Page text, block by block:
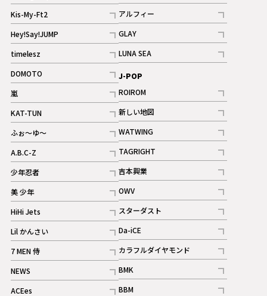
記事
Kis-My-Ft2
記事
ギャラリー
Hey!Say!JUMP
記事
timelesz
記事
DOMOTO
記事
嵐
記事
KAT-TUN
記事
ふぉ～ゆ～
記事
A.B.C-Z
記事
ギャラリー
少年忍者
記事
美 少年
記事
HiHi Jets
記事
Lil かんさい
記事
7 MEN 侍
記事
NEWS
記事
ACEes
記事
アルフィー
記事
GLAY
記事
LUNA SEA
記事
J-POP
ROIROM
記事
新しい地図
記事
WATWING
記事
TAGRIGHT
記事
吉本興業
記事
OWV
記事
ギャラリー
スターダスト
記事
Da-iCE
記事
カラフルダイヤモンド
記事
BMK
記事
BBM